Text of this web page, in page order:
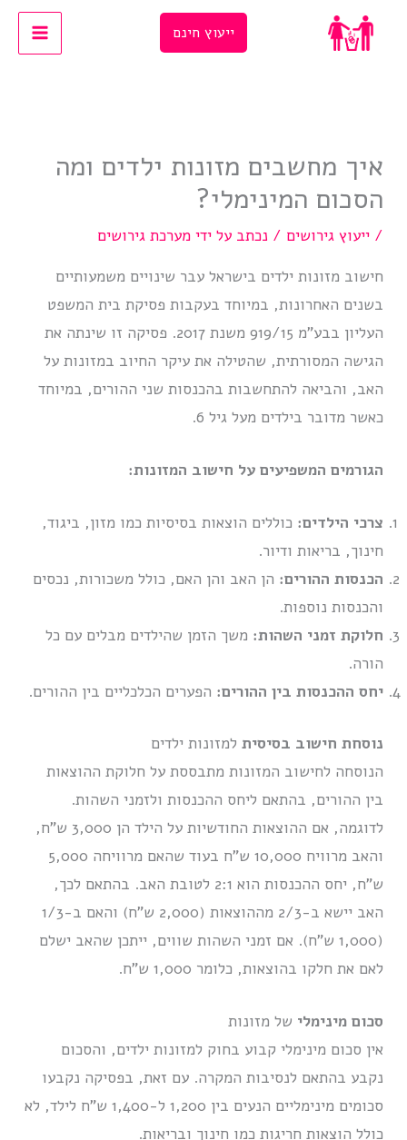
ייעוץ חינם
איך מחשבים מזונות ילדים ומה
הסכום המינימלי?
/ייעוץ גירושים / נכתב על ידימערכת גירושים
חישוב מזונות ילדים בישראל עבר שינויים משמעותיים
בשנים האחרונות, במיוחד בעקבות פסיקת בית המשפט
העליון בבע”מ 919/15 משנת 2017. פסיקה זו שינתה את
הגישה המסורתית, שהטילה את עיקר החיוב במזונות על
האב, והביאה להתחשבות בהכנסות שני ההורים, במיוחד
כאשר מדובר בילדים מעל גיל 6.
הגורמים המשפיעים על חישוב המזונות:
צרכי הילדים: כוללים הוצאות בסיסיות כמו מזון, ביגוד,
חינוך, בריאות ודיור.
הכנסות ההורים: הן האב והן האם, כולל משכורות, נכסים
והכנסות נוספות.
חלוקת זמני השהות: משך הזמן שהילדים מבלים עם כל
הורה.
יחס ההכנסות בין ההורים: הפערים הכלכליים בין ההורים.
נוסחת חישוב בסיסית למזונות ילדים
הנוסחה לחישוב המזונות מתבססת על חלוקת ההוצאות
בין ההורים, בהתאם ליחס ההכנסות ולזמני השהות.
לדוגמה, אם ההוצאות החודשיות על הילד הן 3,000 ש”ח,
והאב מרוויח 10,000 ש”ח בעוד שהאם מרוויחה 5,000
ש”ח, יחס ההכנסות הוא 2:1 לטובת האב. בהתאם לכך,
האב יישא ב-2/3 מההוצאות (2,000 ש”ח) והאם ב-1/3
(1,000 ש”ח). אם זמני השהות שווים, ייתכן שהאב ישלם
לאם את חלקו בהוצאות, כלומר 1,000 ש”ח.
סכום מינימלי של מזונות
אין סכום מינימלי קבוע בחוק למזונות ילדים, והסכום
נקבע בהתאם לנסיבות המקרה. עם זאת, בפסיקה נקבעו
סכומים מינימליים הנעים בין 1,200 ל-1,400 ש”ח לילד, לא
כולל הוצאות חריגות כמו חינוך ובריאות.